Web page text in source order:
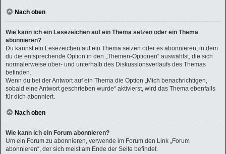
Nach oben
Wie kann ich ein Lesezeichen auf ein Thema setzen oder ein Thema
abonnieren?
Du kannst ein Lesezeichen auf ein Thema setzen oder es abonnieren, in dem
du die entsprechende Option in den „Themen-Optionen“ auswählst, die sich
normalerweise ober- und unterhalb des Diskussionsverlaufs des Themas
befinden.
Wenn du bei der Antwort auf ein Thema die Option „Mich benachrichtigen,
sobald eine Antwort geschrieben wurde“ aktivierst, wird das Thema ebenfalls
für dich abonniert.
Nach oben
Wie kann ich ein Forum abonnieren?
Um ein Forum zu abonnieren, verwende im Forum den Link „Forum
abonnieren“, der sich meist am Ende der Seite befindet.